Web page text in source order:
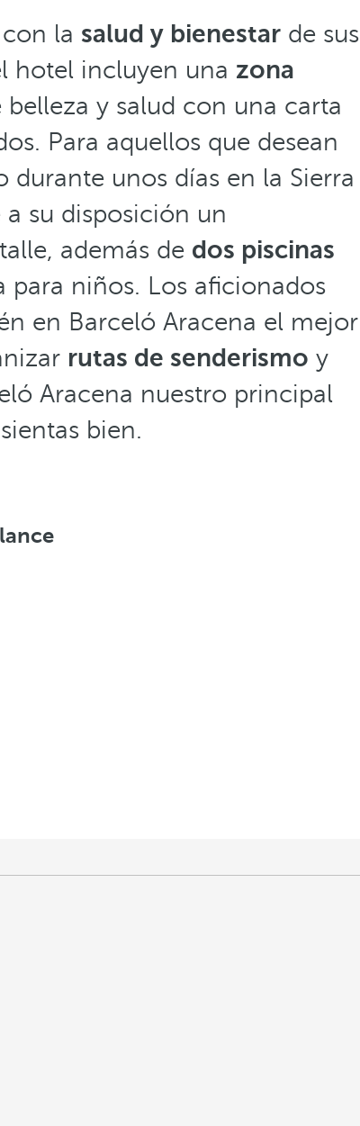
la salud y bienestarde sus
hotel incluyen una zona
y salud con una carta
Para aquellos que desean
unos días en la Sierra
su disposición un
además de dos piscinas
para niños. Los aficionados
en Barceló Aracena el mejor
rutas de senderismo y
Aracena nuestro principal
bien.